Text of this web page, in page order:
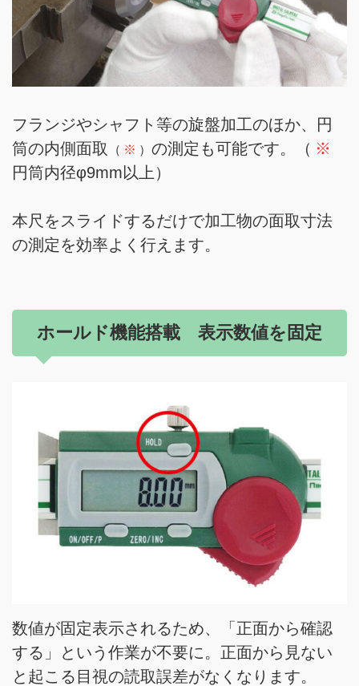
フランジやシャフト等の旋盤加工のほか、円
筒の内側面取
（ ※ ）の測定も可能です。（ ※
円筒内径φ9mm以上）
本尺をスライドするだけで加工物の面取寸法
の測定を効率よく行えます。
ホールド機能搭載 表示数値を固定
数値が固定表示されるため、「正面から確認
する」という作業が不要に。正面から見ない
と起こる目視の読取誤差がなくなります。